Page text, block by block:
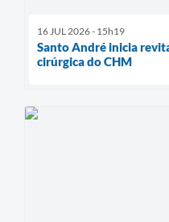
16 JUL 2026 - 15h19
Santo André inicia
cirúrgica do CHM